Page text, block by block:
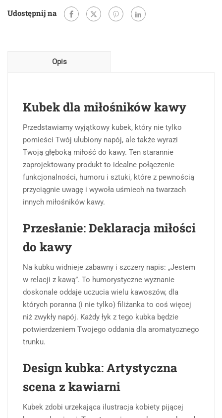
w
Udostępnij na
Opis
Kubek dla miłośników kawy
Przedstawiamy wyjątkowy kubek, który nie tylko
pomieści Twój ulubiony napój, ale także wyrazi
Twoją głęboką miłość do kawy. Ten starannie
zaprojektowany produkt to idealne połączenie
funkcjonalności, humoru i sztuki, które z pewnością
przyciągnie uwagę i wywoła uśmiech na twarzach
innych miłośników kawy.
Przesłanie: Deklaracja miłości
do kawy
Na kubku widnieje zabawny i szczery napis: „Jestem
w relacji z kawą”. To humorystyczne wyznanie
doskonale oddaje uczucia wielu kawoszów, dla
których poranna (i nie tylko) filiżanka to coś więcej
niż zwykły napój. Każdy łyk z tego kubka będzie
potwierdzeniem Twojego oddania dla aromatycznego
trunku.
Design kubka: Artystyczna
scena z kawiarni
Kubek zdobi urzekająca ilustracja kobiety pijącej